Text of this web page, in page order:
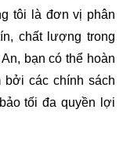
tôi là đơn vị phân
chất lượng trong
bạn có thể hoàn
bởi các chính sách
tối đa quyền lợi